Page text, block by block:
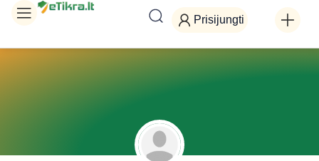
Prisijungti